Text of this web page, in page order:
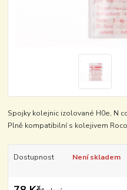
Spojky kolejnic izolované H0e, N
Plně kompatibilní s kolejivem
Dostupnost Není skladem